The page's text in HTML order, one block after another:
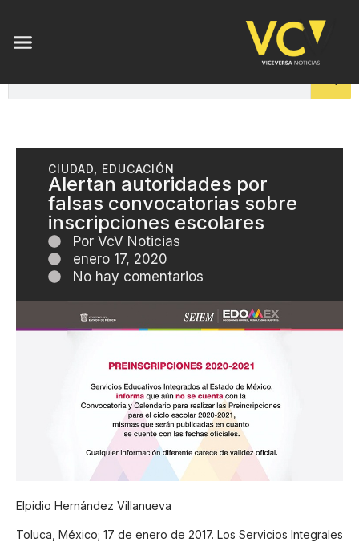
CIUDAD EDUCACIÓN
Alertan autoridades por
falsas convocatorias sobre
inscripciones escolares
Por VcV Noticias
enero 17, 2020
No hay comentarios
Elpidio Hernández Villanueva
Toluca, México; 17 de enero de 2017. Los Servicios Integrales